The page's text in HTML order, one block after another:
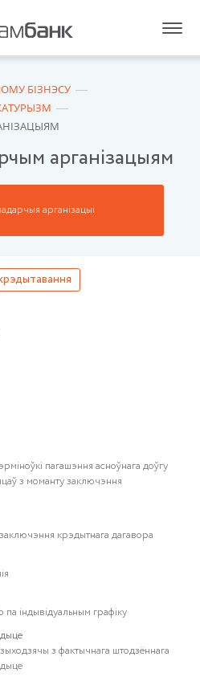
БIЗНЭСУ
арганізацыям
арганізацыі
пагашэння асноўнага доўгу
з моманту заключэння
крэдытнага дагавора
індывідуальным графіку
з фактычнага штодзённага